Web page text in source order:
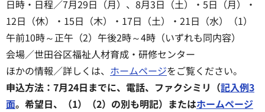
日時・日程／7月29日（月）、8月3日（土）・5日（月）・
12日（休）・15日（木）・17日（土）・21日（水）（1）
午前10時～正午（2）午後2時～4時（いずれも同内容）
会場／世田谷区福祉人材育成・研修センター
ほかの情報／詳しくは、 ホームページをご覧ください。
申込方法：7月24日までに、電話、ファクシミリ（記入例3
面。希望日、（1）（2）の別も明記）またはホームページ